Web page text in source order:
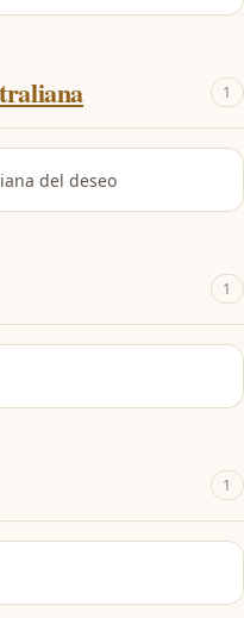
1
del deseo
1
1